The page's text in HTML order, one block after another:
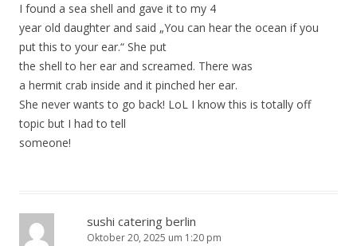
I found a sea shell and gave it to my 4
year old daughter and said „You can hear the ocean if you
put this to your ear.“ She put
the shell to her ear and screamed. There was
a hermit crab inside and it pinched her ear.
She never wants to go back! LoL I know this is totally off
topic but I had to tell
someone!
sushi catering berlin
Oktober 20, 2025 um 1:20 pm